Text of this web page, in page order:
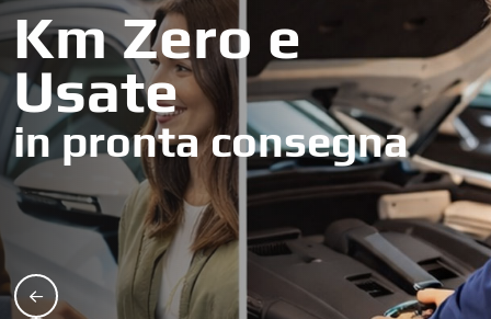
Km Zero e
Usate
in pronta consegna